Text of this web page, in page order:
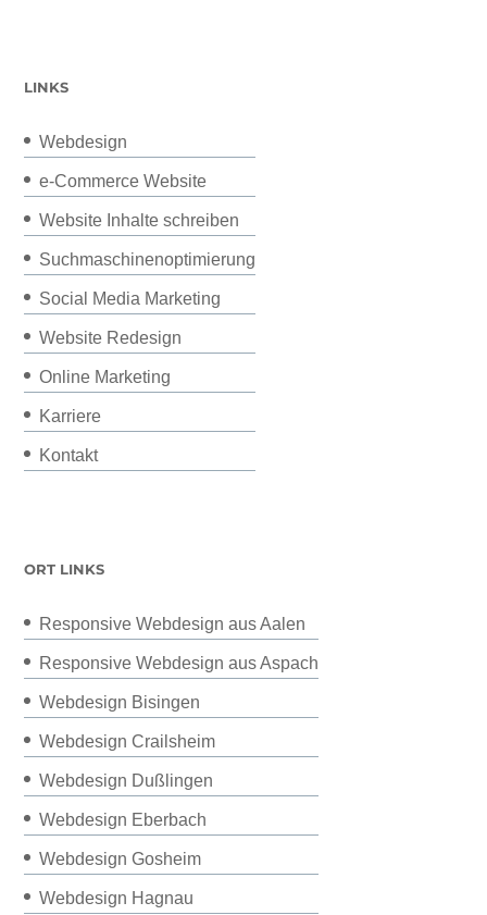
LINKS
Webdesign
e-Commerce Website
Website Inhalte schreiben
Suchmaschinenoptimierung
Social Media Marketing
Website Redesign
Online Marketing
Karriere
Kontakt
ORT LINKS
Responsive Webdesign aus Aalen
Responsive Webdesign aus Aspach
Webdesign Bisingen
Webdesign Crailsheim
Webdesign Dußlingen
Webdesign Eberbach
Webdesign Gosheim
Webdesign Hagnau